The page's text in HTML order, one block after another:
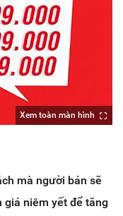
Xem toàn màn hình
mà người bán sẽ
giá niêm yết để tăng